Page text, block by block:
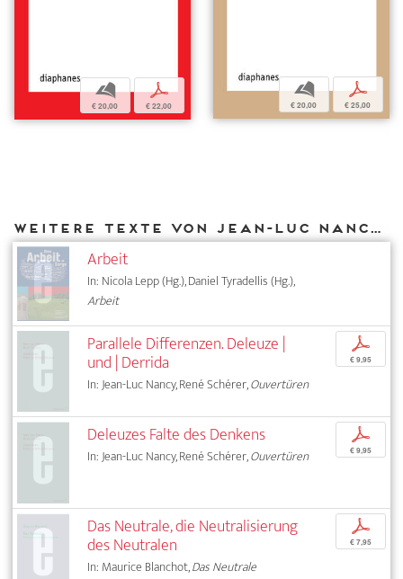
b
€ 20,00
p
€ 22,00
b
€ 20,00
p
€ 25,00
Weitere Texte von Jean-Luc Nancy bei DIAPHANES
Arbeit
In: Nicola Lepp (Hg.), Daniel Tyradellis (Hg.),
Arbeit
Parallele Differenzen. Deleuze |
und | Derrida
In: Jean-Luc Nancy, René Schérer,Ouvertüren
p
€ 9,95
Deleuzes Falte des Denkens
In: Jean-Luc Nancy, René Schérer,Ouvertüren
p
€ 9,95
Das Neutrale, die Neutralisierung
des Neutralen
In: Maurice Blanchot,Das Neutrale
p
€ 7,95